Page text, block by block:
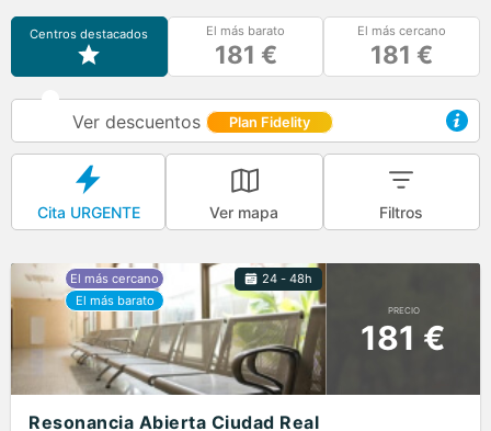
Centros destacados El más barato
181 €
El más cercano
181 €
Ver descuentos Plan Fidelity
Cita URGENTE Ver mapa Filtros
24 - 48h
PRECIO
181 €
Resonancia Abierta Ciudad Real